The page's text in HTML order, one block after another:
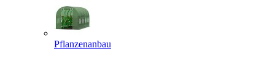
Pflanzenanbau